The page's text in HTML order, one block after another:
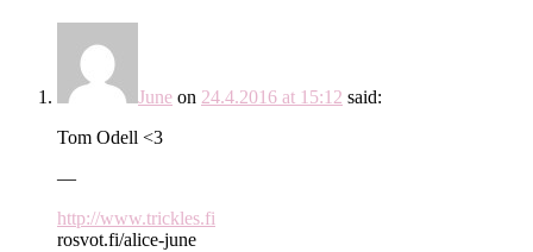
June on 24.4.2016 at 15:12 said:
Tom Odell <3
—
http://www.trickles.fi
rosvot.fi/alice-june